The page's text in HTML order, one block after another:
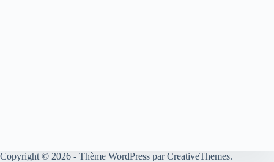
Copyright © 2026 - Thème WordPress parCreativeThemes.